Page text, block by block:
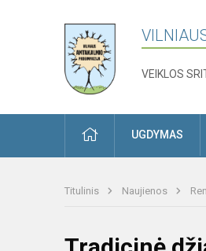
VEIKLOS
PRADŽIAUGDYMAS
Titulinis Naujienos